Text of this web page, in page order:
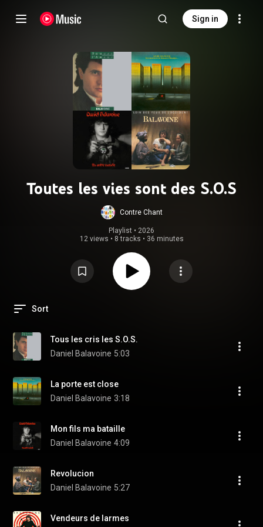
Sign in
Toutes les vies sont des S.O.S
Contre Chant
Playlist • 2026
12 views • 8 tracks • 36 minutes
Sort
Tous les cris les S.O.S.
Daniel Balavoine 5:03
La porte est close
Daniel Balavoine 3:18
Mon fils ma bataille
Daniel Balavoine 4:09
Revolucion
Daniel Balavoine 5:27
Vendeurs de larmes